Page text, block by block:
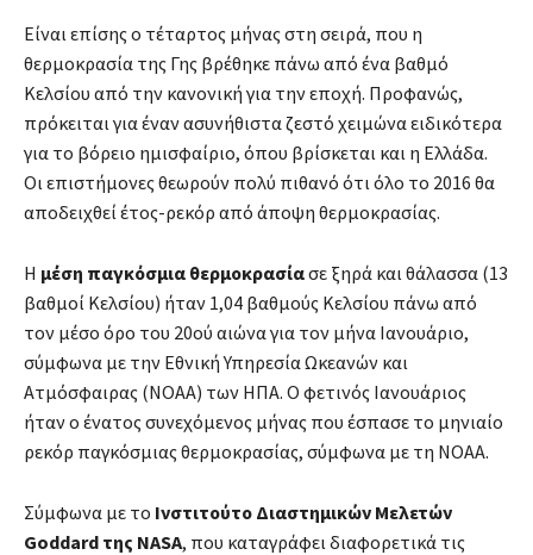
Είναι επίσης ο τέταρτος μήνας στη σειρά, που η
θερμοκρασία της Γης βρέθηκε πάνω από ένα βαθμό
Κελσίου από την κανονική για την εποχή. Προφανώς,
πρόκειται για έναν ασυνήθιστα ζεστό χειμώνα ειδικότερα
για το βόρειο ημισφαίριο, όπου βρίσκεται και η Ελλάδα.
Οι επιστήμονες θεωρούν πολύ πιθανό ότι όλο το 2016 θα
αποδειχθεί έτος-ρεκόρ από άποψη θερμοκρασίας.
Η μέση παγκόσμια θερμοκρασίασε ξηρά και θάλασσα (13
βαθμοί Κελσίου) ήταν 1,04 βαθμούς Κελσίου πάνω από
τον μέσο όρο του 20ού αιώνα για τον μήνα Ιανουάριο,
σύμφωνα με την Εθνική Υπηρεσία Ωκεανών και
Ατμόσφαιρας (ΝΟΑΑ) των ΗΠΑ. Ο φετινός Ιανουάριος
ήταν ο ένατος συνεχόμενος μήνας που έσπασε το μηνιαίο
ρεκόρ παγκόσμιας θερμοκρασίας, σύμφωνα με τη ΝΟΑΑ.
Σύμφωνα με το Ινστιτούτο Διαστημικών Μελετών
Goddard της NASA, που καταγράφει διαφορετικά τις